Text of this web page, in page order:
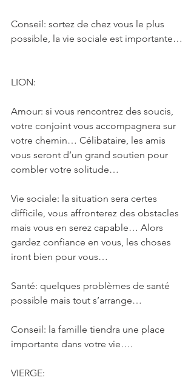
Conseil: sortez de chez vous le plus
possible, la vie sociale est importante…
LION:
Amour: si vous rencontrez des soucis,
votre conjoint vous accompagnera sur
votre chemin… Célibataire, les amis
vous seront d’un grand soutien pour
combler votre solitude…
Vie sociale: la situation sera certes
difficile, vous affronterez des obstacles
mais vous en serez capable… Alors
gardez confiance en vous, les choses
iront bien pour vous…
Santé: quelques problèmes de santé
possible mais tout s’arrange…
Conseil: la famille tiendra une place
importante dans votre vie….
VIERGE: